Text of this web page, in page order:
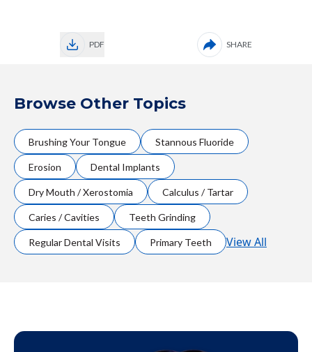
PDF SHARE
Browse Other Topics
Brushing Your Tongue Stannous Fluoride
Erosion Dental Implants
Dry Mouth / Xerostomia Calculus / Tartar
Caries / Cavities Teeth Grinding
Regular Dental Visits Primary Teeth View All